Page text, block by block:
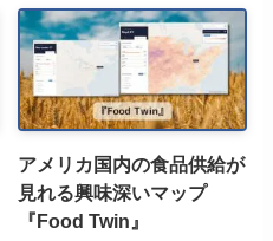
アメリカ国内の食品供給が
見れる興味深いマップ
『Food Twin』